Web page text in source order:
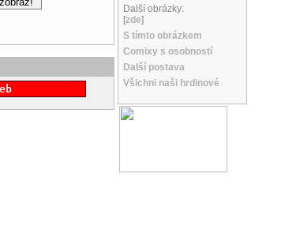
Další obrázky:
[zde]
S tímto obrázkem
Comixy s osobností
Další postava
Všichni naši hrdinové